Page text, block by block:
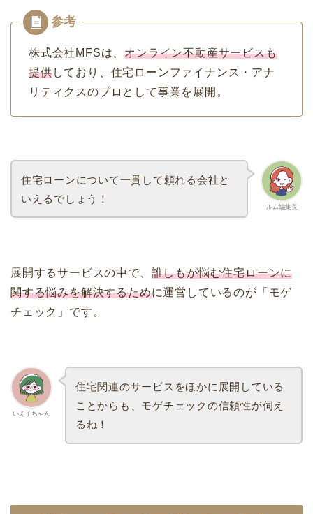
株式会社MFSは、オンライン不動産サービスも
提供しており、住宅ローンファイナンス・アナ
リティクスのプロとして事業を展開。
ルム編集長
住宅ローンについて一貫して頼れる会社と
いえるでしょう！
展開するサービスの中で、 誰しもが悩む住宅ローンに
関する悩みを解決するために運営しているのが「モゲ
チェック」です。
いえ子ちゃん
住宅関連のサービスをほかに展開している
ことからも、モゲチェックの信頼性が伺え
るね！